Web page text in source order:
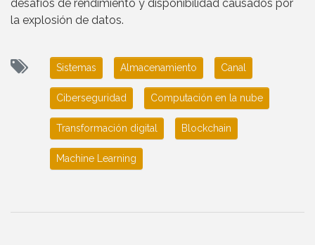
desafíos de rendimiento y disponibilidad causados por
la explosión de datos.
Sistemas Almacenamiento Canal
Ciberseguridad Computación en la nube
Transformación digital Blockchain
Machine Learning